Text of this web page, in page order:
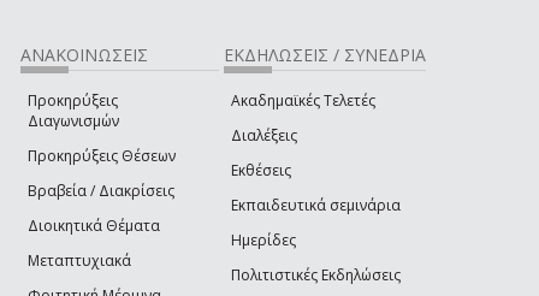
ΑΝΑΚΟΙΝΩΣΕΙΣ
Προκηρύξεις
Διαγωνισμών
Προκηρύξεις Θέσεων
Βραβεία / Διακρίσεις
Διοικητικά Θέματα
Μεταπτυχιακά
ΕΚΔΗΛΩΣΕΙΣ / ΣΥΝΕΔΡΙΑ
Ακαδημαϊκές Τελετές
Διαλέξεις
Εκθέσεις
Εκπαιδευτικά σεμινάρια
Ημερίδες
Πολιτιστικές Εκδηλώσεις